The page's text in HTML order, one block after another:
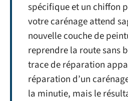
spécifique et un chiffon
votre carénage attend
nouvelle couche de
reprendre la route sans
trace de réparation
réparation d’un
la minutie, mais le